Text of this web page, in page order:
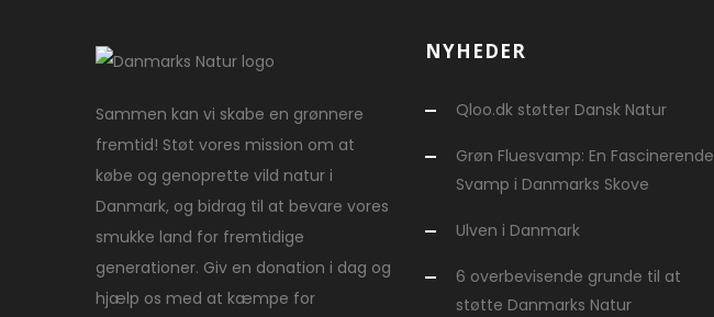
Sammen kan vi skabe en grønnere
fremtid! Støt vores mission om at
købe og genoprette vild natur i
Danmark, og bidrag til at bevare vores
smukke land for fremtidige
generationer. Giv en donation i dag og
hjælp os med at kæmpe for
NYHEDER
Qloo.dk støtter Dansk Natur
Grøn Fluesvamp: En Fascinerende
Svamp i Danmarks Skove
Ulven i Danmark
6 overbevisende grunde til at
støtte Danmarks Natur